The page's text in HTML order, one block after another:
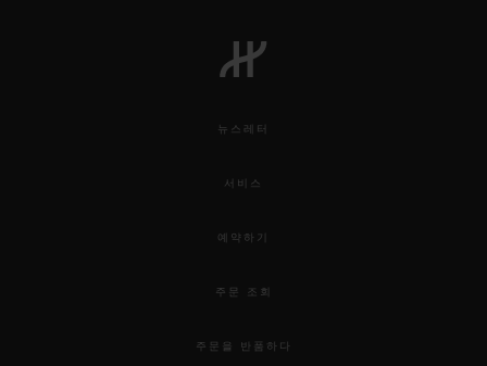
뉴스레터
서비스
예약하기
주문 조회
주문을 반품하다